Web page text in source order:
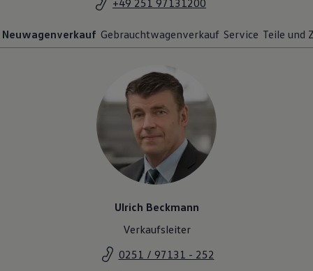
Verkaufsleiter
0251 / 97131 - 252
E-Mail schreiben